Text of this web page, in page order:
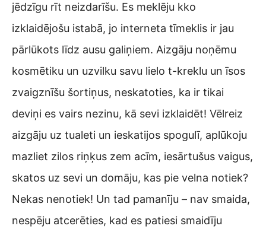
jēdzīgu rīt neizdarīšu. Es meklēju kko
izklaidējošu istabā, jo interneta tīmeklis ir jau
pārlūkots līdz ausu galiņiem. Aizgāju noņēmu
kosmētiku un uzvilku savu lielo t-kreklu un īsos
zvaigznīšu šortiņus, neskatoties, ka ir tikai
deviņi es vairs nezinu, kā sevi izklaidēt! Vēlreiz
aizgāju uz tualeti un ieskatijos spogulī, aplūkoju
mazliet zilos riņķus zem acīm, iesārtušus vaigus,
skatos uz sevi un domāju, kas pie velna notiek?
Nekas nenotiek! Un tad pamanīju – nav smaida,
nespēju atcerēties, kad es patiesi smaidīju